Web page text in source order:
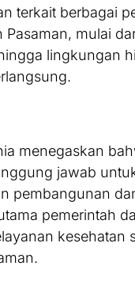
terkait berbagai
Pasaman, mulai
lingkungan
menegaskan
jawab
pembangunan
pemerintah
kesehatan